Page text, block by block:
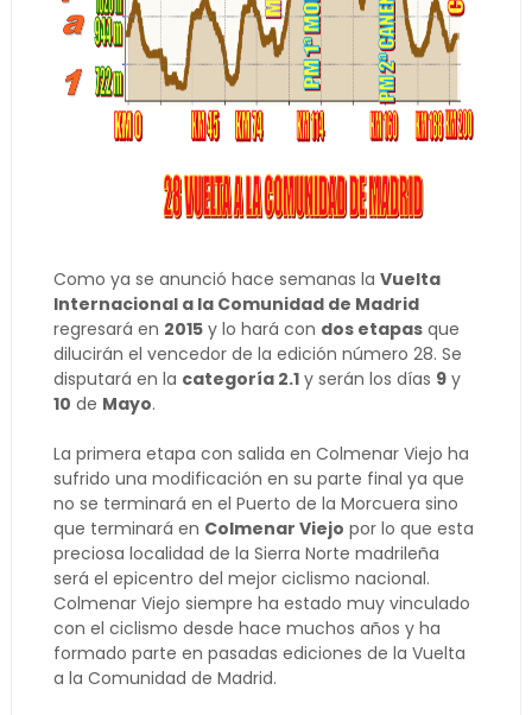
Como ya se anunció hace semanas la Vuelta
Internacional a la Comunidad de Madrid
regresará en 2015y lo hará con dos etapasque
dilucirán el vencedor de la edición número 28. Se
disputará en la categoría 2.1y serán los días 9y
10 de Mayo.
La primera etapa con salida en Colmenar Viejo ha
sufrido una modificación en su parte final ya que
no se terminará en el Puerto de la Morcuera sino
que terminará en Colmenar Viejo por lo que esta
preciosa localidad de la Sierra Norte madrileña
será el epicentro del mejor ciclismo nacional.
Colmenar Viejo siempre ha estado muy vinculado
con el ciclismo desde hace muchos años y ha
formado parte en pasadas ediciones de la Vuelta
a la Comunidad de Madrid.